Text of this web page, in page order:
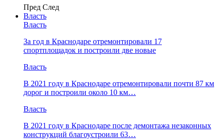
Пред След
Власть
Власть
За год в Краснодаре отремонтировали 17
спортплощадок и построили две новые
Власть
В 2021 году в Краснодаре отремонтировали почти 87 км
дорог и построили около 10 км…
Власть
В 2021 году в Краснодаре после демонтажа незаконных
конструкций благоустроили 63…